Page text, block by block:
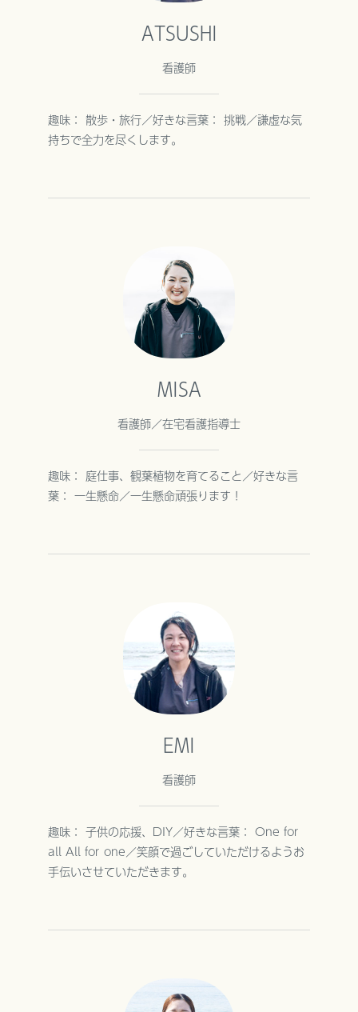
ATSUSHI
看護師
趣味： 散歩・旅行／好きな言葉： 挑戦／謙虚な気
持ちで全力を尽くします。
MISA
看護師／在宅看護指導士
趣味： 庭仕事、観葉植物を育てること／好きな言
葉： 一生懸命／一生懸命頑張ります！
EMI
看護師
趣味： 子供の応援、DIY／好きな言葉： One for
all All for one／笑顔で過ごしていただけるようお
手伝いさせていただきます。